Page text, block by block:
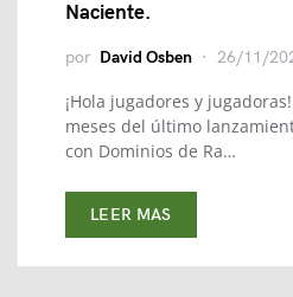
Naciente.
por David Osben 26/11/
¡Hola jugadores y
meses del último
con Dominios de Ra…
LEER MAS